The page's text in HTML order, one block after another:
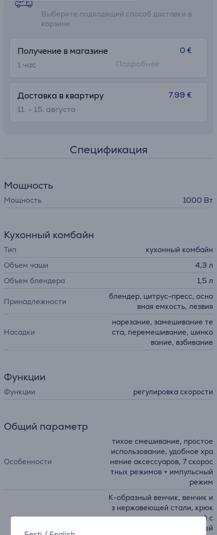
Выберите подходящий способ доставки в
корзине
Получение в магазине
1 час
0 €
Подробнее
Доставка в квартиру
11. - 15. августа
7.99 €
Спецификация
Мощность
Мощность 1000 Вт
Кухонный комбайн
Тип
кухонный комбайн
Объем чаши
4,3 л
Объем блендера
1,5 л
Принадлежности
блендер, цитрус-пресс, осно
вная емкость, лезвия
Насадки
нарезание, замешивание те
ста, перемешивание, шинко
вание, взбивание
Функции
Функции регулировка скорости
Общий параметр
Особенности
тихое смешивание, простое
использование, удобное хра
нение аксессуаров, 7 скорос
тных режимов + импульсный
режим
K-образный венчик, венчик и
з нержавеющей стали, крюк
для теста из нержавеющей с
тали, чаша из нержавеющей